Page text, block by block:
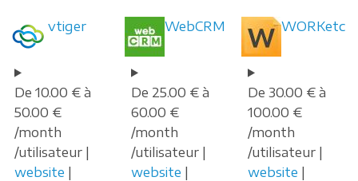
vtiger
De 10.00 € à
50.00 €
/month
/utilisateur |
website |
WebCRM
De 25.00 € à
60.00 €
/month
/utilisateur |
website |
WORKetc
De 30.00 € à
100.00 €
/month
/utilisateur |
website |